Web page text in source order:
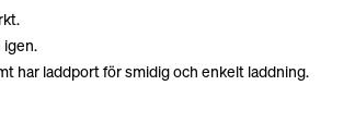
igen.
har laddport för smidig och enkelt laddning.